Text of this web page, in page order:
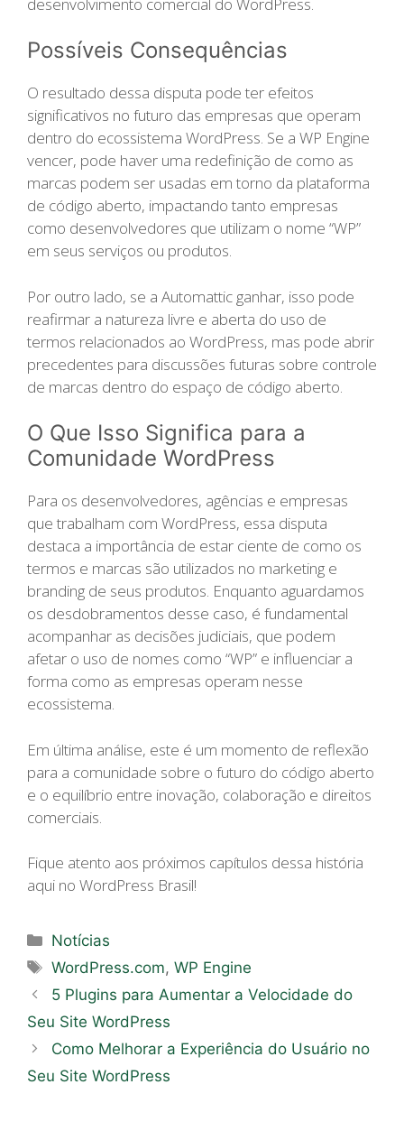
Possíveis Consequências
O resultado dessa disputa pode ter efeitos
significativos no futuro das empresas que operam
dentro do ecossistema WordPress. Se a WP Engine
vencer, pode haver uma redefinição de como as
marcas podem ser usadas em torno da plataforma
de código aberto, impactando tanto empresas
como desenvolvedores que utilizam o nome “WP”
em seus serviços ou produtos.
Por outro lado, se a Automattic ganhar, isso pode
reafirmar a natureza livre e aberta do uso de
termos relacionados ao WordPress, mas pode abrir
precedentes para discussões futuras sobre controle
de marcas dentro do espaço de código aberto.
O Que Isso Significa para a
Comunidade WordPress
Para os desenvolvedores, agências e empresas
que trabalham com WordPress, essa disputa
destaca a importância de estar ciente de como os
termos e marcas são utilizados no marketing e
branding de seus produtos. Enquanto aguardamos
os desdobramentos desse caso, é fundamental
acompanhar as decisões judiciais, que podem
afetar o uso de nomes como “WP” e influenciar a
forma como as empresas operam nesse
ecossistema.
Em última análise, este é um momento de reflexão
para a comunidade sobre o futuro do código aberto
e o equilíbrio entre inovação, colaboração e direitos
comerciais.
Fique atento aos próximos capítulos dessa história
aqui no WordPress Brasil!
Categorias
Notícias
Tags
WordPress.com,WP Engine
5 Plugins para Aumentar a Velocidade do
Seu Site WordPress
Como Melhorar a Experiência do Usuário no
Seu Site WordPress